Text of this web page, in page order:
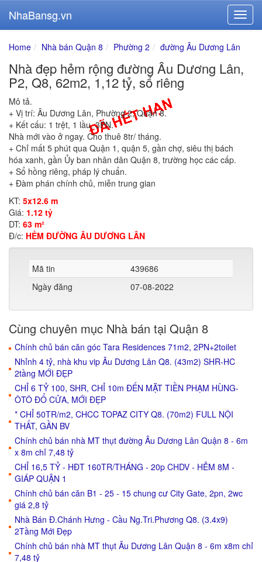
NhaBansg.vn
Home Nhà bán Quận 8 Phường 2 đường Âu Dương Lân
Nhà đẹp hẻm rộng đường Âu Dương Lân,
P2, Q8, 62m2, 1,12 tỷ, sổ riêng
Mô tả.
+ Vị trí: Âu Dương Lân, Phường 2, Quận 8.
+ Kết cấu: 1 trệt, 1 lầu, 3PN.
Nhà mới vào ở ngay. Cho thuê 8tr/ tháng.
+ Chỉ mất 5 phút qua Quận 1, quận 5, gần chợ, siêu thị bách
hóa xanh, gần Ủy ban nhân dân Quận 8, trường học các cấp.
+ Sổ hồng riêng, pháp lý chuẩn.
+ Đàm phán chính chủ, miễn trung gian
KT: 5x12.6 m
Giá: 1.12 tỷ
DT: 63 m²
Đ/c: HẺM ĐƯỜNG ÂU DƯƠNG LÂN
Mã tin
439686
Ngày đăng
07-08-2022
Cùng chuyên mục Nhà bán tại Quận 8
Chính chủ bán căn góc Tara Residences 71m2, 2PN+2toilet
Nhỉnh 4 tỷ, nhà khu vip Âu Dương Lân Q8. (43m2) SHR-HC
2tầng MỚI ĐẸP
CHỈ 6 TỶ 100, SHR, CHỈ 10m ĐẾN MẶT TIỀN PHẠM HÙNG-
ÔTÔ ĐỔ CỬA, MỚI ĐẸP
* CHỈ 50TR/m2, CHCC TOPAZ CITY Q8. (70m2) FULL NỘI
THẤT, GẦN BV
Chính chủ bán nhà MT thụt đường Âu Dương Lân Quận 8 - 6m
x 8m chỉ 7,48 tỷ
CHỈ 16,5 TỶ - HĐT 160TR/THÁNG - 20p CHDV - HẺM 8M -
GIÁP QUẬN 1
Chính chủ bán căn B1 - 25 - 15 chung cư City Gate, 2pn, 2wc
giá 2,8 tỷ
Nhà Bán Đ.Chánh Hưng - Cầu Ng.Tri.Phương Q8. (3.4x9)
2Tầng Mới Đẹp
Chính chủ bán nhà MT thụt Âu Dương Lân Quận 8 - 6m x8m chỉ
7,48 tỷ